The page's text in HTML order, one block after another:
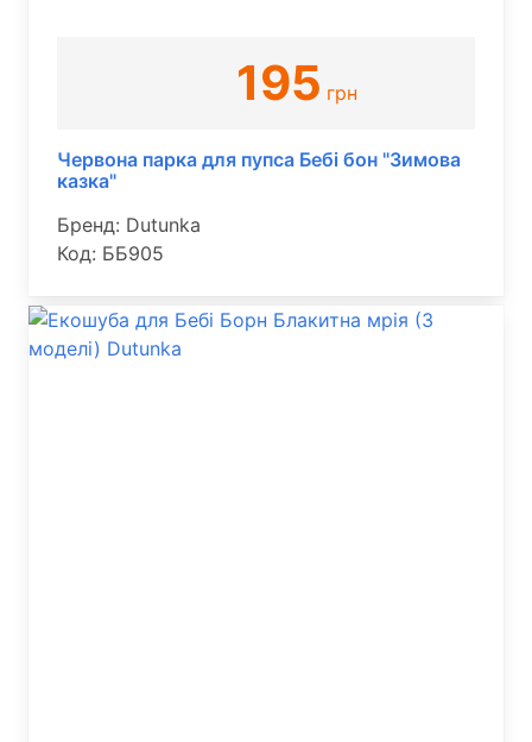
195 грн
Червона парка для пупса Бебі бон "Зимова
казка"
Бренд: Dutunka
Код: ББ905